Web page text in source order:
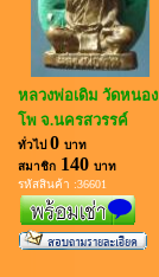
หลวงพ่อเดิม วัดหนอง
โพ จ.นครสวรรค์
ทั่วไป 0 บาท
สมาชิก140 บาท
รหัสสินค้า :36601